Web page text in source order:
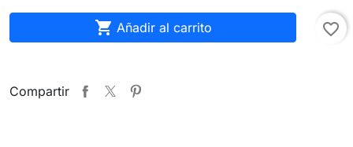
 Añadir al carrito favorite_border
Compartir